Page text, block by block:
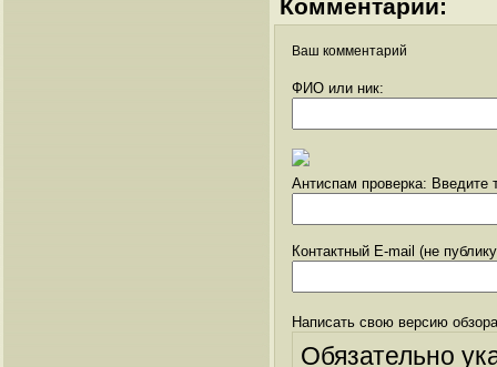
Комментарии:
Ваш комментарий
ФИО или ник:
Антиспам проверка: Введите
Контактный E-mail (не
Написать свою версию
Обязательно